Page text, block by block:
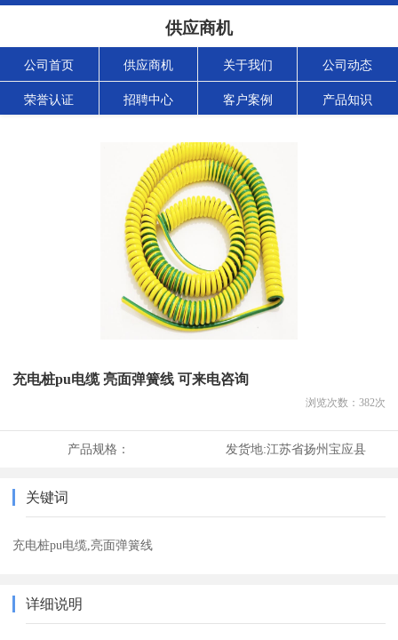
供应商机
公司首页 供应商机 关于我们 公司动态
荣誉认证 招聘中心 客户案例 产品知识
充电桩pu电缆 亮面弹簧线 可来电咨询
浏览次数： 382次
产品规格： 发货地:江苏省扬州宝应县
关键词
充电桩pu电缆,亮面弹簧线
详细说明